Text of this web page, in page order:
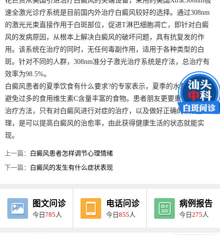
速全激光诊疗系统是目前国内外治疗白癜风较好的选择。通过308nm
的激光光束直接作用于白斑部位，促进T淋巴细胞凋亡，即针对白癜
风的发病原因，从根本上解决白癜风的破坏问题，具有抗复发的作
用。该系统在治疗的同时，无任何毒副作用，适用于各种类型的白
斑。针对不同的人群，308nm准分子激光治疗系统是疗法，总治疗有
效率为98.5%。
白癜风患者的夏季饮食有什么要求?的专家表示，夏季的水果较多，要
避免过多的食用维生素C含量丰富的食物。患者朋友更要重视专业的
治疗方法，只有对白癜风进行对症的治疗，以及做好正确的饮食护
理，是可以提高白癜风的治愈率，由此获得健康生活的状态就能实
现。
上一篇： 白癜风患者怎样调节心理情绪
下一篇： 白癜风的发生有什么症状表现
图文问诊
今日785 人
电话问诊
今日855 人
病例报告
今日275 人